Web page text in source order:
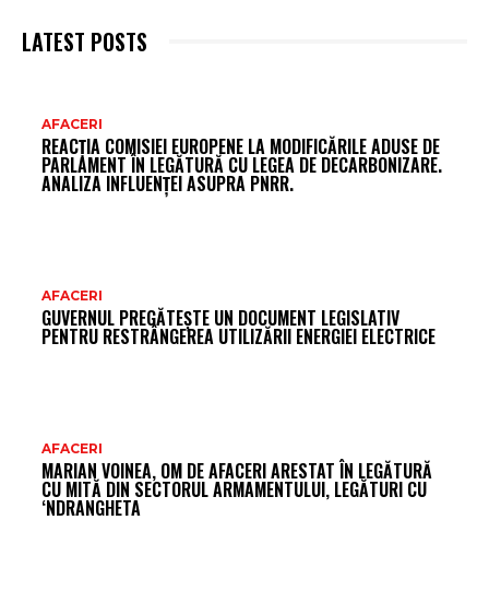
LATEST POSTS
AFACERI
REACȚIA COMISIEI EUROPENE LA MODIFICĂRILE ADUSE DE
PARLAMENT ÎN LEGĂTURĂ CU LEGEA DE DECARBONIZARE.
ANALIZA INFLUENȚEI ASUPRA PNRR.
AFACERI
GUVERNUL PREGĂTEȘTE UN DOCUMENT LEGISLATIV
PENTRU RESTRÂNGEREA UTILIZĂRII ENERGIEI ELECTRICE
AFACERI
MARIAN VOINEA, OM DE AFACERI ARESTAT ÎN LEGĂTURĂ
CU MITĂ DIN SECTORUL ARMAMENTULUI, LEGĂTURI CU
‘NDRANGHETA